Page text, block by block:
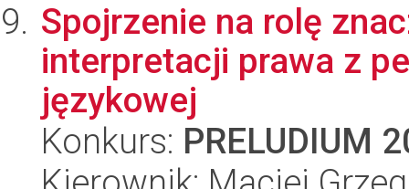
Spojrzenie na rolę
interpretacji prawa z
językowej
Konkurs: PRELUDIUM